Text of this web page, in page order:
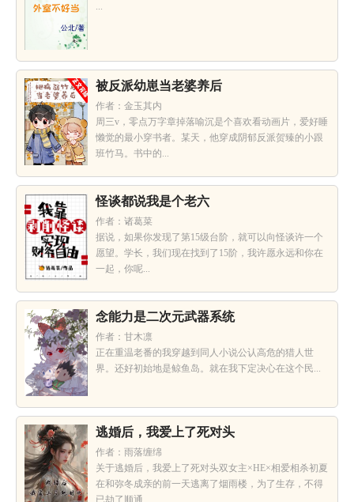
...
被反派幼崽当老婆养后
作者：金玉其内
周三v，零点万字章掉落喻沉是个喜欢看动画片，爱好睡
懒觉的最小穿书者。某天，他穿成阴郁反派贺臻的小跟
班竹马。书中的...
怪谈都说我是个老六
作者：诸葛菜
据说，如果你发现了第15级台阶，就可以向怪谈许一个
愿望。学长，我们现在找到了15阶，我许愿永远和你在
一起，你呢...
念能力是二次元武器系统
作者：甘木凛
正在重温老番的我穿越到同人小说公认高危的猎人世
界。还好初始地是鲸鱼岛。就在我下定决心在这个民...
逃婚后，我爱上了死对头
作者：雨落缠绵
关于逃婚后，我爱上了死对头双女主×HE×相爱相杀初夏
在和弥冬成亲的前一天逃离了烟雨楼，为了生存，不得
已劫了顺通...